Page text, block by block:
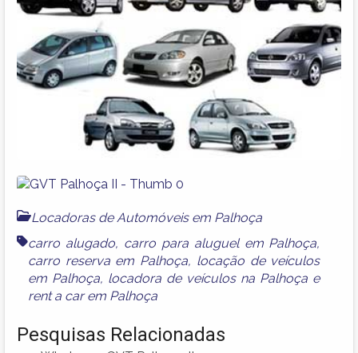
Locadoras de Automóveis em Palhoça
carro alugado, carro para aluguel em Palhoça,
carro reserva em Palhoça, locação de veículos
em Palhoça, locadora de veículos na Palhoça e
rent a car em Palhoça
Pesquisas Relacionadas